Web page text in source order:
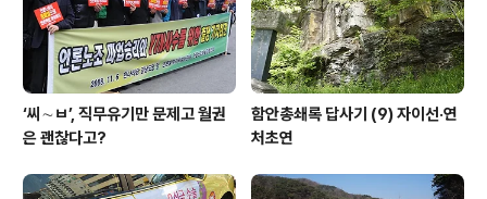
‘씨∼ㅂ’, 직무유기만 문제고 월권
은 괜찮다고?
함안총쇄록 답사기 (9) 자이선·연
처초연